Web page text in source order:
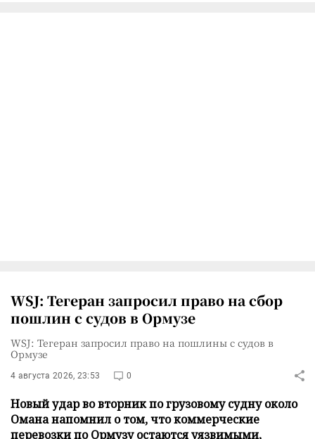
WSJ: Тегеран запросил право на сбор
пошлин с судов в Ормузе
WSJ: Тегеран запросил право на пошлины с судов в
Ормузе
4 августа 2026, 23:53 0
Новый удар во вторник по грузовому судну около
Омана напомнил о том, что коммерческие
перевозки по Ормузу остаются уязвимыми,